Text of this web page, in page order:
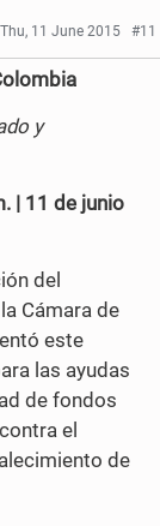
Thu, 11 June 2015 #11
y
| 11 de junio
del
Cámara de
este
las ayudas
de fondos
el
de